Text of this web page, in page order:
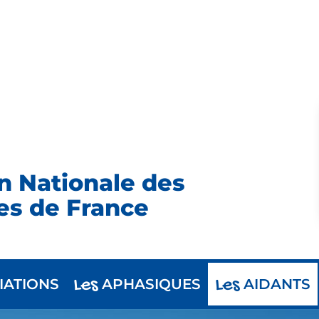
Nationale des
de France
LesAPHASIQUES LesAIDANTS